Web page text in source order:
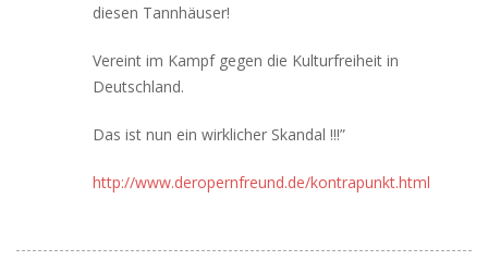
diesen Tannhäuser!
Vereint im Kampf gegen die Kulturfreiheit in
Deutschland.
Das ist nun ein wirklicher Skandal !!!”
http://www.deropernfreund.de/kontrapunkt.html